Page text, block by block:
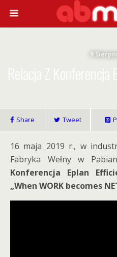
9
Share Tweet
16 maja 2019 r., w
Fabryka Wełny w
Konferencja Eplan
„When WORK becomes